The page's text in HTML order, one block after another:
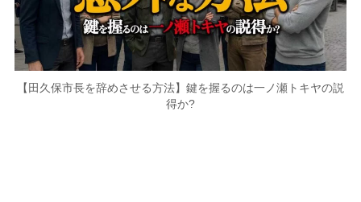
【田久保市長を辞めさせる方法】鍵を握るのは一ノ瀬トキヤの説
得か?